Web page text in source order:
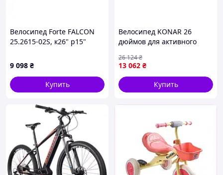
Велосипед Forte FALCON
25.2615-02S, к26" р15"
9 098 ₴
Купить
Велосипед KONAR 26
дюймов для активного
хардтейл с дисковыми
тормозами
13 062 ₴
26 124₴
Купить